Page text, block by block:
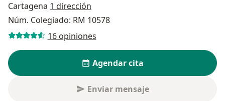
Cartagena 1 dirección
Núm. Colegiado: RM 10578
16 opiniones
Agendar cita
Enviar mensaje